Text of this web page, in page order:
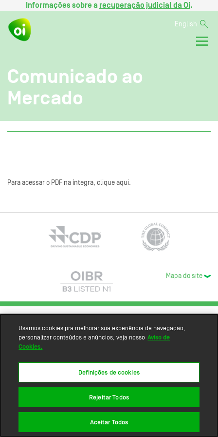
Informações sobre a recuperação judicial da Oi.
English
Comunicado ao
Mercado
Para acessar o PDF na íntegra, clique aqui.
Mapa do site
Usamos cookies pra melhorar sua experiência de navegação,
personalizar conteúdos e anúncios, veja nosso Aviso de
Cookies.
Definições de cookies
Rejeitar Todos
Aceitar Todos